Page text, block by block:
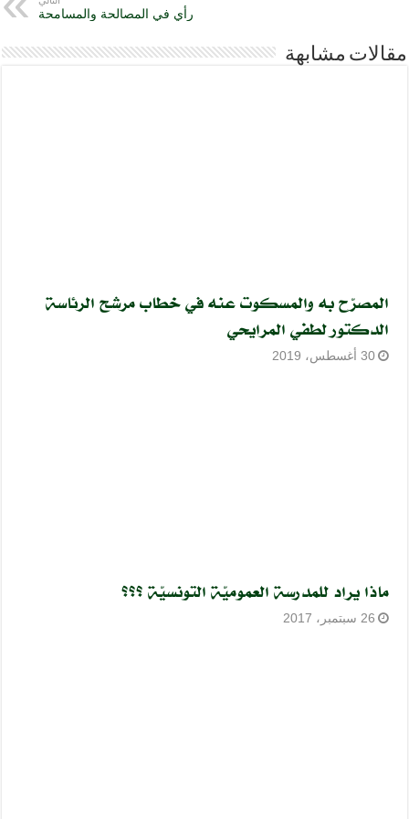
رأي في المصالحة والمسامحة
مقالات مشابهة
المصرّح به والمسكوت عنه في خطاب مرشح الرئاسة
الدكتور لطفي المرايحي
30 أغسطس، 2019
ماذا يراد للمدرسة العموميّة التونسيّة ؟؟؟
26 سبتمبر، 2017